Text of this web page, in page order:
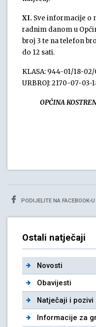
XI. Sve informacije o
radnim danom u
broj 3 te na telefon
do 12 sati.
KLASA: 944-01/18-02/
URBROJ: 2170-07-03-
OPĆINA
PODIJELITE NA FACEBOOK-U
Ostali natječaji
Novosti
Obavijesti
Natječaji i pozivi
Informacije za